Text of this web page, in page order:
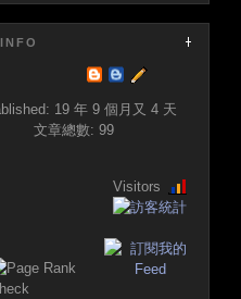
19 年 9 個月又 4 天
文章總數: 99
Visitors